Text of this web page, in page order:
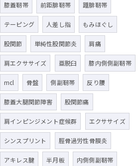
膝蓋靭帯 前距腓靭帯 踵腓靭帯
テーピング 人差し指 もみほぐし
股関節 単純性股関節炎 肩痛
肩エクササイズ 亜脱臼 膝内側側副靭帯
mcl 骨盤 側副靭帯 反り腰
膝蓋大腿関節障害 股関節痛
肩インピンジメント症候群 エクササイズ
シンスプリント 脛骨過労性骨膜炎
アキレス腱 半月板 内側側副靭帯